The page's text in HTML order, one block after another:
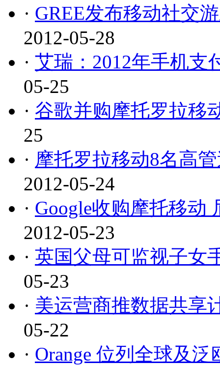
· GREE发布移动社交
2012-05-28
· 艾瑞：2012年手机支
05-25
· 谷歌并购摩托罗拉移
25
· 摩托罗拉移动8名高
2012-05-24
· Google收购摩托移动
2012-05-23
· 英国父母可监视子女
05-23
· 美运营商推数据共享
05-22
· Orange 位列全球及